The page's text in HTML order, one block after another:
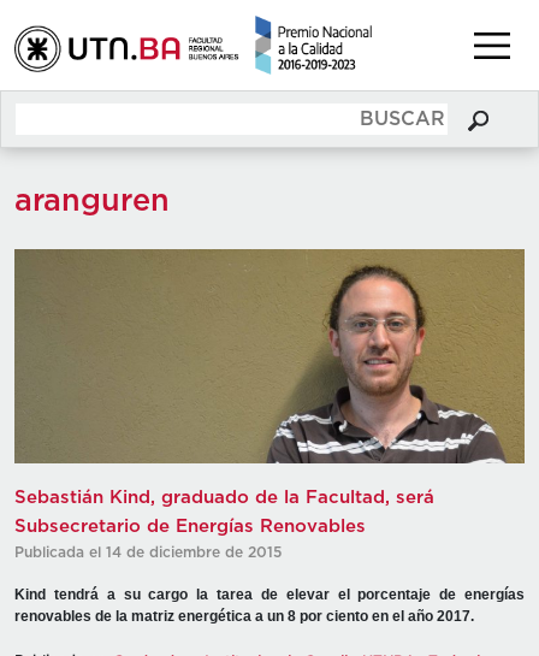
aranguren
Sebastián Kind, graduado de la Facultad, será
Subsecretario de Energías Renovables
Publicada el 14 de diciembre de 2015
Kind tendrá a su cargo la tarea de elevar el porcentaje de energías
renovables de la matriz energética a un 8 por ciento en el año 2017.